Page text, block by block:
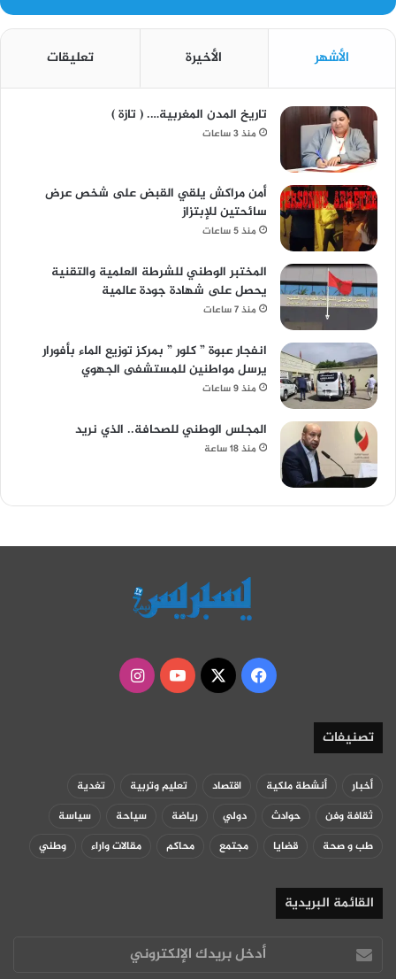
الأشهر الأخيرة تعليقات
تاريخ المدن المغربية…. ( تازة )
منذ 3 ساعات
أمن مراكش يلقي القبض على شخص عرض
سائحتين للإبتزاز
منذ 5 ساعات
المختبر الوطني للشرطة العلمية والتقنية
يحصل على شهادة جودة عالمية
منذ 7 ساعات
انفجار عبوة ” كلور ” بمركز توزيع الماء بأفورار
يرسل مواطنين للمستشفى الجهوي
منذ 9 ساعات
المجلس الوطني للصحافة.. الذي نريد
منذ 18 ساعة
فيسبوك
‫X
‫YouTubeانستقرام
تصنيفات
أخبار أنشطة ملكية اقتصاد تعليم وتربية
تغدية
ثقافة وفن
حوادث دولي رياضة سياحة
سياسة
طب و صحة
قضايا مجتمع محاكم مقالات واراء وطني
القائمة البريدية
أدخل
بريدك